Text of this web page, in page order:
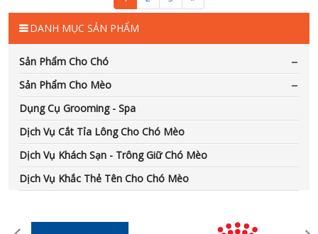
DANH MỤC SẢN PHẨM
Sản Phẩm Cho Chó
Sản Phẩm Cho Mèo
Dụng Cụ Grooming - Spa
Dịch Vụ Cắt Tỉa Lông Cho Chó Mèo
Dịch Vụ Khách Sạn - Trông Giữ Chó Mèo
Dịch Vụ Khắc Thẻ Tên Cho Chó Mèo